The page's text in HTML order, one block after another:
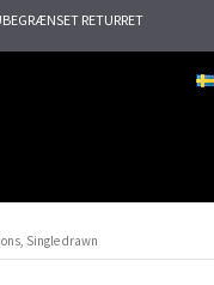
RETURRET
Single drawn